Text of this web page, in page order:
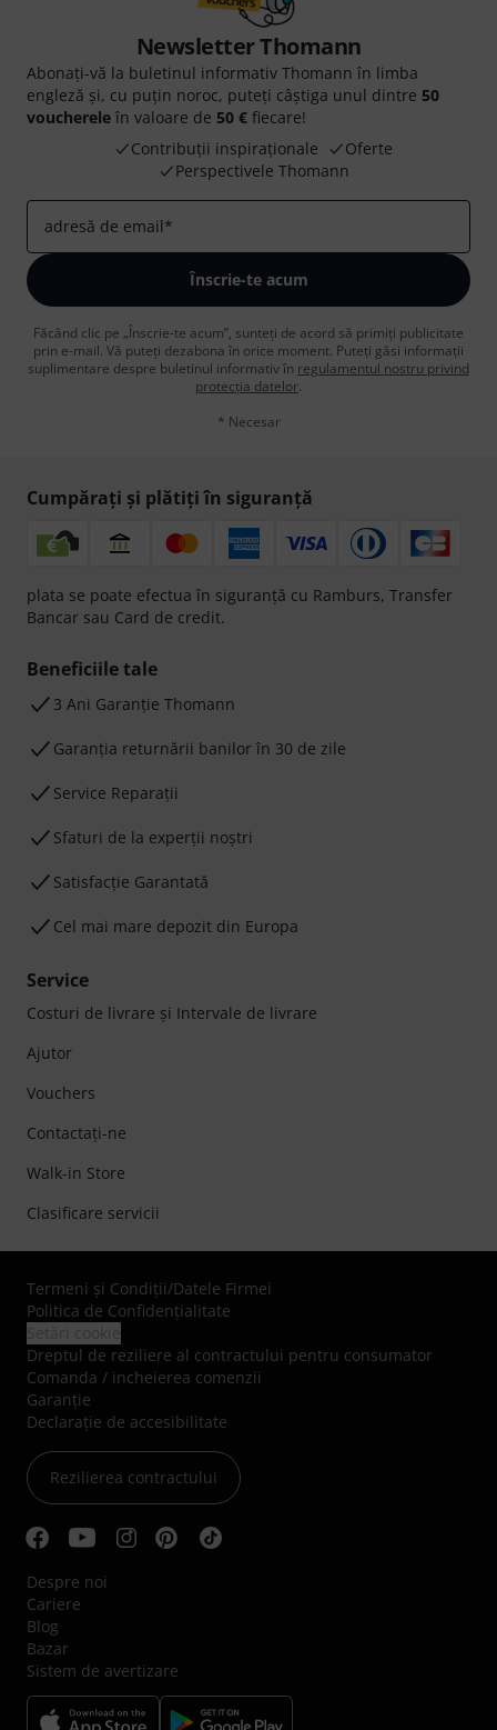
Newsletter Thomann
Abonați-vă la buletinul informativ Thomann în limba
engleză și, cu puțin noroc, puteți câștiga unul dintre 50
voucherele în valoare de 50 € fiecare!
Contribuții inspiraționale
Oferte
Perspectivele Thomann
adresă de email*
Înscrie-te acum
Făcând clic pe „Înscrie-te acum”, sunteți de acord să primiți publicitate
prin e-mail. Vă puteți dezabona în orice moment. Puteți găsi informații
suplimentare despre buletinul informativ în regulamentul nostru privind
protecția datelor.
* Necesar
Cumpărați și plătiți în siguranță
plata se poate efectua în siguranță cu Ramburs, Transfer
Bancar sau Card de credit.
Beneficiile tale
3 Ani Garanție Thomann
Garanţia returnării banilor în 30 de zile
Service Reparații
Sfaturi de la experții noștri
Satisfacție Garantată
Cel mai mare depozit din Europa
Service
Costuri de livrare şi Intervale de livrare
Ajutor
Vouchers
Contactaţi-ne
Walk-in Store
Clasificare servicii
Termeni şi Condiţii/Datele Firmei
Politica de Confidenţialitate
Dreptul de reziliere al contractului pentru consumator
Comanda / incheierea comenzii
Garanție
Declarație de accesibilitate
Rezilierea contractului
Despre noi
Cariere
Blog
Bazar
Sistem de avertizare